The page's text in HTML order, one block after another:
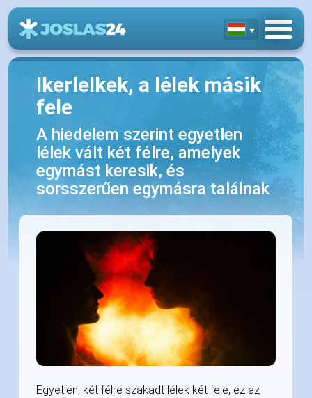
Ikerlelkek, a lélek másik
fele
A hiedelem szerint egyetlen
lélek vált két félre, amelyek
egymást keresik, és
sorsszerűen egymásra találnak
Egyetlen, két félre szakadt lélek két fele, ez az